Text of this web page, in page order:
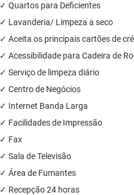
✓ Quartos para Deficientes
✓ Lavanderia/ Limpeza a seco
✓ Aceita os principais cartões de
✓ Acessibilidade para Cadeira de
✓ Serviço de limpeza diário
✓ Centro de Negócios
✓ Internet Banda Larga
✓ Facilidades de Impressão
✓ Fax
✓ Sala de Televisão
✓ Área de Fumantes
✓ Recepção 24 horas